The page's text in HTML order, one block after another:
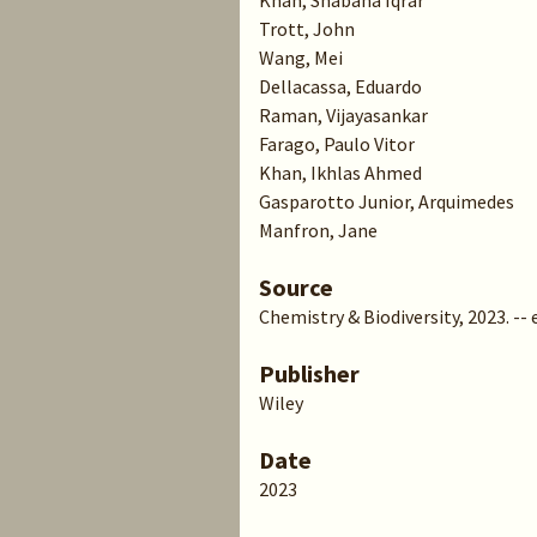
Trott, John
Wang, Mei
Dellacassa, Eduardo
Raman, Vijayasankar
Farago, Paulo Vitor
Khan, Ikhlas Ahmed
Gasparotto Junior, Arquimedes
Manfron, Jane
Source
Chemistry & Biodiversity, 2023. --
Publisher
Wiley
Date
2023